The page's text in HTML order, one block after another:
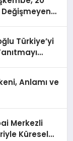
Değişmeyen
Türkiye’yi
Anlamı ve
Merkezli
Küresel